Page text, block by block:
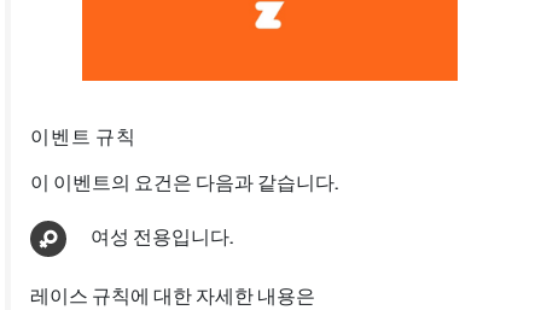
이벤트 규칙
이 이벤트의 요건은 다음과 같습니다.
여성 전용입니다.
레이스 규칙에 대한 자세한 내용은